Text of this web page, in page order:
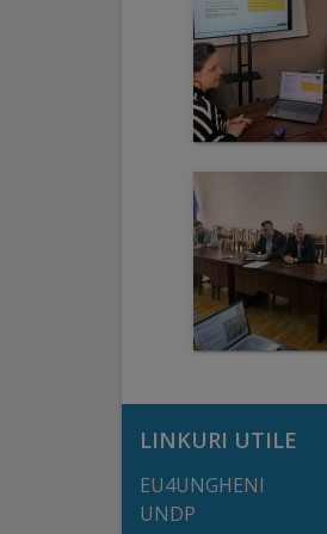
arhitecturale
Personalități
performanță
imagini
Galerie
video
LINKURI UTILE
EU4UNGHENI
UNDP